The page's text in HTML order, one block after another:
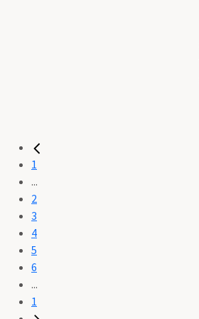
1
...
2
3
4
5
6
...
1